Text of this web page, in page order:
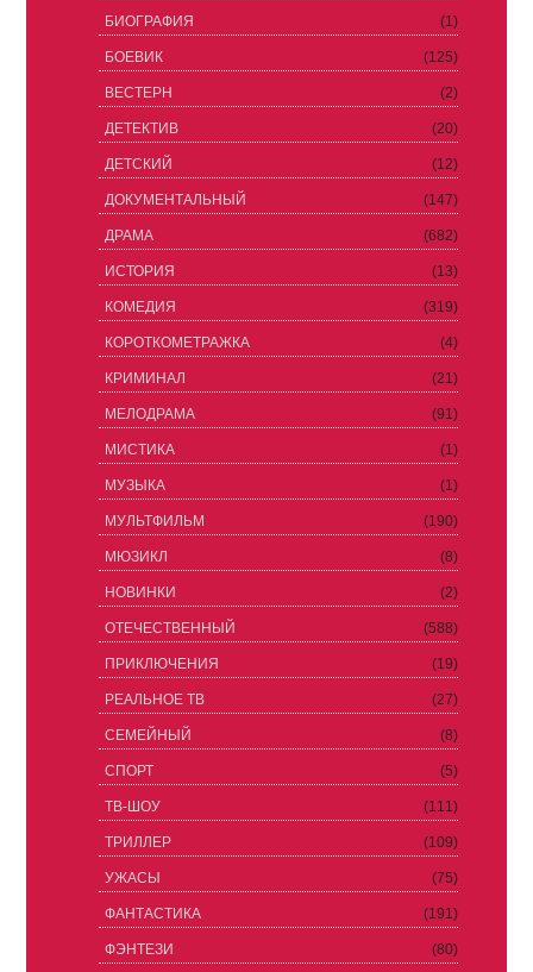
БИОГРАФИЯ (1)
БОЕВИК (125)
ВЕСТЕРН (2)
ДЕТЕКТИВ (20)
ДЕТСКИЙ (12)
ДОКУМЕНТАЛЬНЫЙ (147)
ДРАМА (682)
ИСТОРИЯ (13)
КОМЕДИЯ (319)
КОРОТКОМЕТРАЖКА (4)
КРИМИНАЛ (21)
МЕЛОДРАМА (91)
МИСТИКА (1)
МУЗЫКА (1)
МУЛЬТФИЛЬМ (190)
МЮЗИКЛ (8)
НОВИНКИ (2)
ОТЕЧЕСТВЕННЫЙ (588)
ПРИКЛЮЧЕНИЯ (19)
РЕАЛЬНОЕ ТВ (27)
СЕМЕЙНЫЙ (8)
СПОРТ (5)
ТВ-ШОУ (111)
ТРИЛЛЕР (109)
УЖАСЫ (75)
ФАНТАСТИКА (191)
ФЭНТЕЗИ (80)